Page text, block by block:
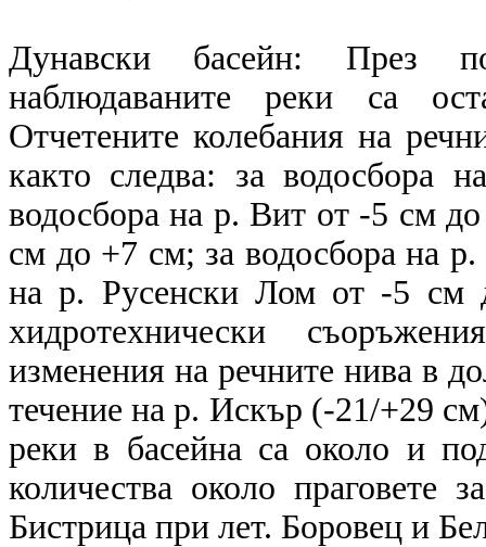
Дунавски басейн: През
наблюдаваните реки са
Отчетените колебания на
както следва: за
водосбора на р. Вит от -5 см
см до +7 см; за водосбора на
на р. Русенски Лом от -5 см
хидротехнически
изменения на речните нива в
течение на р. Искър (-21/+29
реки в басейна са около и
количества около праговете
Бистрица при лет. Боровец и